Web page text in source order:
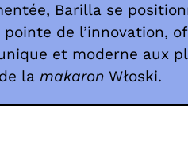
Barilla se
de l’innovation,
et moderne aux
la makaron Włoski.